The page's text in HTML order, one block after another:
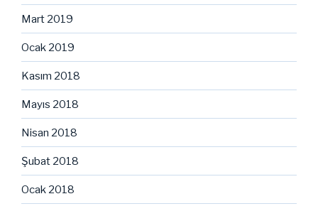
Mart 2019
Ocak 2019
Kasım 2018
Mayıs 2018
Nisan 2018
Şubat 2018
Ocak 2018